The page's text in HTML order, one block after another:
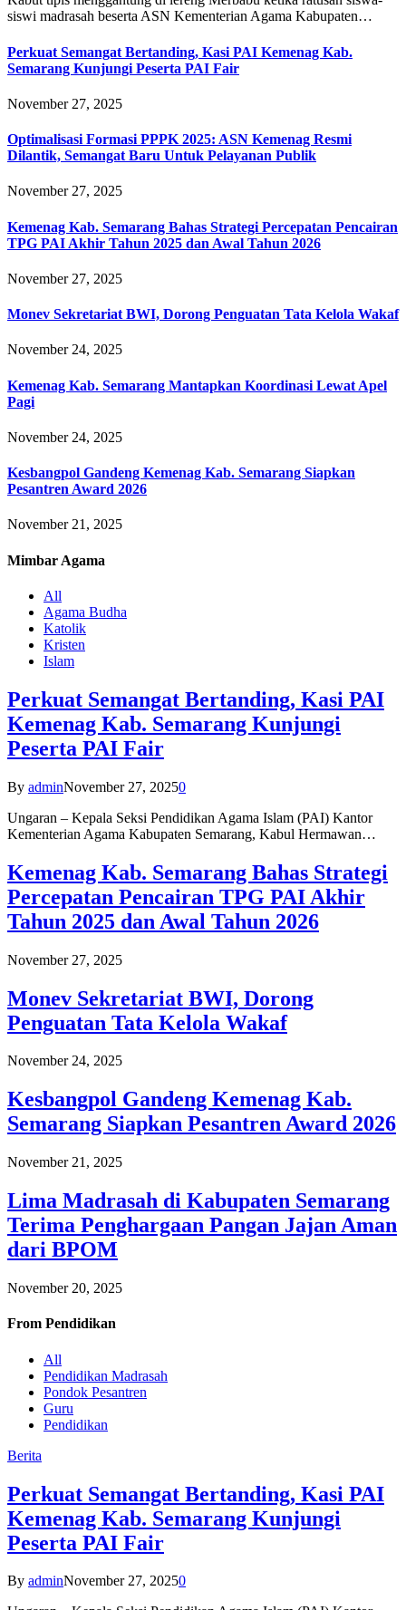
siswi madrasah beserta ASN Kementerian Agama Kabupaten…
Perkuat Semangat Bertanding, Kasi PAI Kemenag Kab.
Semarang Kunjungi Peserta PAI Fair
November 27, 2025
Optimalisasi Formasi PPPK 2025: ASN Kemenag Resmi
Dilantik, Semangat Baru Untuk Pelayanan Publik
November 27, 2025
Kemenag Kab. Semarang Bahas Strategi Percepatan Pencairan
TPG PAI Akhir Tahun 2025 dan Awal Tahun 2026
November 27, 2025
Monev Sekretariat BWI, Dorong Penguatan Tata Kelola Wakaf
November 24, 2025
Kemenag Kab. Semarang Mantapkan Koordinasi Lewat Apel
Pagi
November 24, 2025
Kesbangpol Gandeng Kemenag Kab. Semarang Siapkan
Pesantren Award 2026
November 21, 2025
Mimbar Agama
All
Agama Budha
Katolik
Kristen
Islam
Perkuat Semangat Bertanding, Kasi PAI
Kemenag Kab. Semarang Kunjungi
Peserta PAI Fair
By adminNovember 27, 20250
Ungaran – Kepala Seksi Pendidikan Agama Islam (PAI) Kantor
Kementerian Agama Kabupaten Semarang, Kabul Hermawan…
Kemenag Kab. Semarang Bahas Strategi
Percepatan Pencairan TPG PAI Akhir
Tahun 2025 dan Awal Tahun 2026
November 27, 2025
Monev Sekretariat BWI, Dorong
Penguatan Tata Kelola Wakaf
November 24, 2025
Kesbangpol Gandeng Kemenag Kab.
Semarang Siapkan Pesantren Award 2026
November 21, 2025
Lima Madrasah di Kabupaten Semarang
Terima Penghargaan Pangan Jajan Aman
dari BPOM
November 20, 2025
From Pendidikan
All
Pendidikan Madrasah
Pondok Pesantren
Guru
Pendidikan
Berita
Perkuat Semangat Bertanding, Kasi PAI
Kemenag Kab. Semarang Kunjungi
Peserta PAI Fair
By adminNovember 27, 20250